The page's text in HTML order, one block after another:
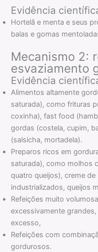
Evidência
Hortelã e menta e seus
balas e gomas
Mecanismo 2:
esvaziamento
Evidência
Alimentos altamente
saturada), como frituras
coxinha), fast food
gordas (costela, cupim,
(salsicha, mortadela).
Preparos ricos em
saturada), como molhos
quatro queijos), creme
industrializados, queijos
Refeições muito
excessivamente
excesso,
Refeições com
gordurosos.